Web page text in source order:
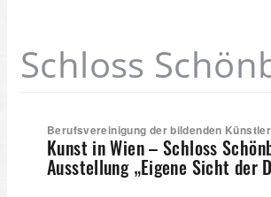
Schloss
Berufsvereinigung der bildenden
Kunst in Wien – Schloss
Ausstellung „Eigene Sicht der